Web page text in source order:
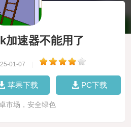
加速器不能用了
01-07
苹果下载 PC下载
市场，安全绿色